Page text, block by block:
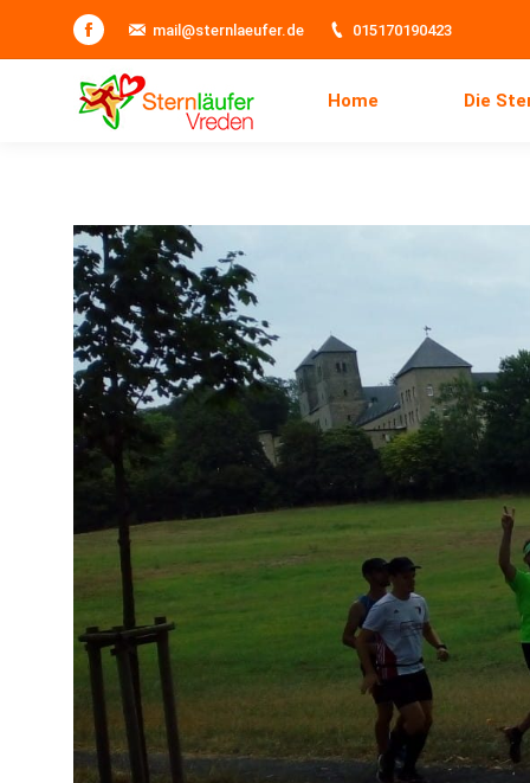
Facebook
mail@sternlaeufer.de 015170190423
Home Die
Home